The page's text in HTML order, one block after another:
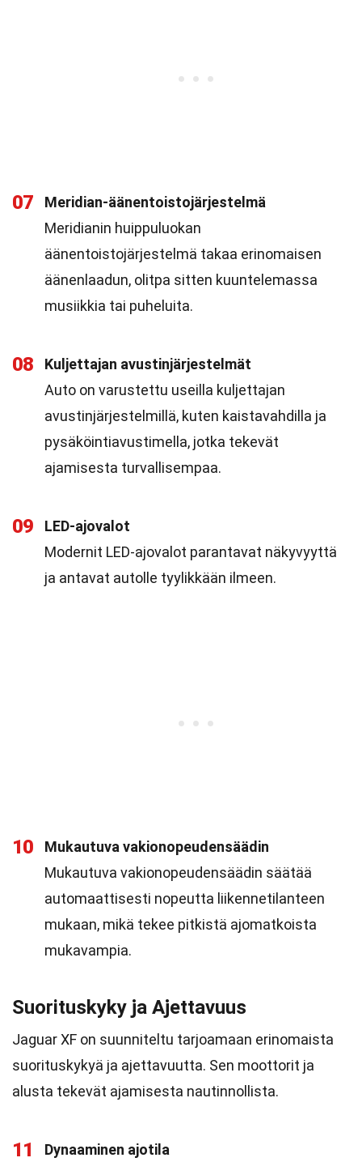
07
Meridian-äänentoistojärjestelmä
Meridianin huippuluokan
äänentoistojärjestelmä takaa erinomaisen
äänenlaadun, olitpa sitten kuuntelemassa
musiikkia tai puheluita.
08
Kuljettajan avustinjärjestelmät
Auto on varustettu useilla kuljettajan
avustinjärjestelmillä, kuten kaistavahdilla ja
pysäköintiavustimella, jotka tekevät
ajamisesta turvallisempaa.
09
LED-ajovalot
Modernit LED-ajovalot parantavat näkyvyyttä
ja antavat autolle tyylikkään ilmeen.
10
Mukautuva vakionopeudensäädin
Mukautuva vakionopeudensäädin säätää
automaattisesti nopeutta liikennetilanteen
mukaan, mikä tekee pitkistä ajomatkoista
mukavampia.
Suorituskyky ja Ajettavuus
Jaguar XF on suunniteltu tarjoamaan erinomaista
suorituskykyä ja ajettavuutta. Sen moottorit ja
alusta tekevät ajamisesta nautinnollista.
11
Dynaaminen ajotila